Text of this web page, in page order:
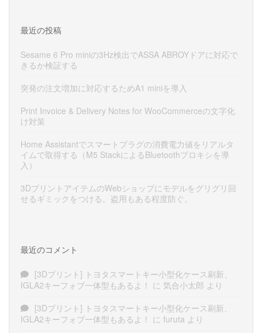
最近の投稿
Sesame 6 Pro miniの3Hz検出でASSA ABROYドアに対応で
きるか検証する
突発の注文増加に対応するためA1 miniを導入
Print Invoice & Delivery Notes for WooCommerceの文字化
け対策
Home Assistantでスマートプラグの消費電力値をリアルタ
イムで取得する（M5 StackによるBluetoothプロキシを導
入）
3DプリントアイテムのWebショップにモデルをグリグリ回
せるギミックをつける。盗用もある程度防ぐ。
最近のコメント
[3Dプリント] トヨタスマートキー小型化ケース刷新、
IGLA2キーフォブ一体型もあるよ！ に 気合小太郎 より
[3Dプリント] トヨタスマートキー小型化ケース刷新、
IGLA2キーフォブ一体型もあるよ！ に furuta より